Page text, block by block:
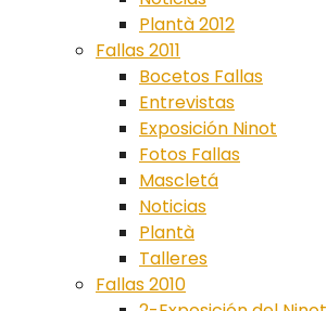
Plantà 2012
Fallas 2011
Bocetos Fallas
Entrevistas
Exposición Ninot
Fotos Fallas
Mascletá
Noticias
Plantà
Talleres
Fallas 2010